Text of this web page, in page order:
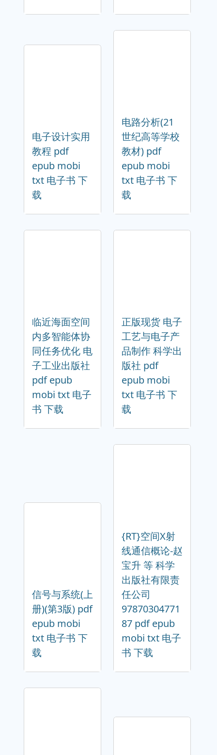
电子设计实用
教程 pdf
epub mobi
txt 电子书 下
载
电路分析(21
世纪高等学校
教材) pdf
epub mobi
txt 电子书 下
载
临近海面空间
内多智能体协
同任务优化 电
子工业出版社
pdf epub
mobi txt 电子
书 下载
正版现货 电子
工艺与电子产
品制作 科学出
版社 pdf
epub mobi
txt 电子书 下
载
信号与系统(上
册)(第3版) pdf
epub mobi
txt 电子书 下
载
{RT}空间X射
线通信概论-赵
宝升 等 科学
出版社有限责
任公司
97870304771
87 pdf epub
mobi txt 电子
书 下载